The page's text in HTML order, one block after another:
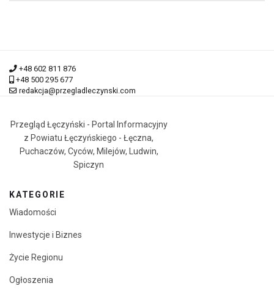
+48 602 811 876
+48 500 295 677
redakcja@przegladleczynski.com
Przegląd Łęczyński - Portal Informacyjny
z Powiatu Łęczyńskiego - Łęczna,
Puchaczów, Cyców, Milejów, Ludwin,
Spiczyn
KATEGORIE
Wiadomości
Inwestycje i Biznes
Życie Regionu
Ogłoszenia